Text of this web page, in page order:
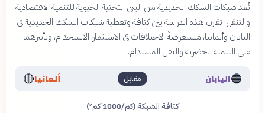
تُعد شبكات السكك الحديدية من البنى التحتية الحيوية للتنمية الاقتصادية
والتنقل. تقارن هذه الدراسة بين كثافة وتغطية شبكات السكك الحديدية في
اليابان وألمانيا، مستعرضةً الاختلافات في الاستثمار، الاستخدام، وتأثيرهما
على التنمية الحضرية والنقل المستدام.
🔵اليابان مقابل ألمانيا🔴
كثافة الشبكة (كم/1000 كم²)